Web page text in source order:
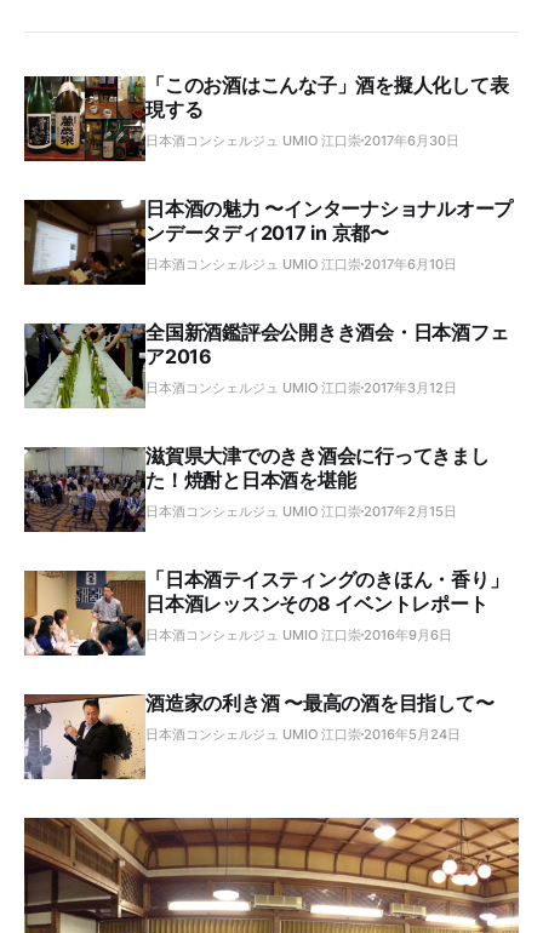
「このお酒はこんな子」酒を擬人化して表
現する
日本酒コンシェルジュ UMIO 江口崇 2017年6月30日
日本酒の魅力 〜インターナショナルオープ
ンデータディ2017 in 京都〜
日本酒コンシェルジュ UMIO 江口崇 2017年6月10日
全国新酒鑑評会公開きき酒会・日本酒フェ
ア2016
日本酒コンシェルジュ UMIO 江口崇 2017年3月12日
滋賀県大津でのきき酒会に行ってきまし
た！焼酎と日本酒を堪能
日本酒コンシェルジュ UMIO 江口崇 2017年2月15日
「日本酒テイスティングのきほん・香り」
日本酒レッスンその8 イベントレポート
日本酒コンシェルジュ UMIO 江口崇 2016年9月6日
酒造家の利き酒 〜最高の酒を目指して〜
日本酒コンシェルジュ UMIO 江口崇 2016年5月24日